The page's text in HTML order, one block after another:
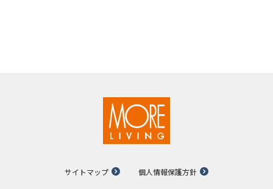
サイトマップ 個人情報保護方針